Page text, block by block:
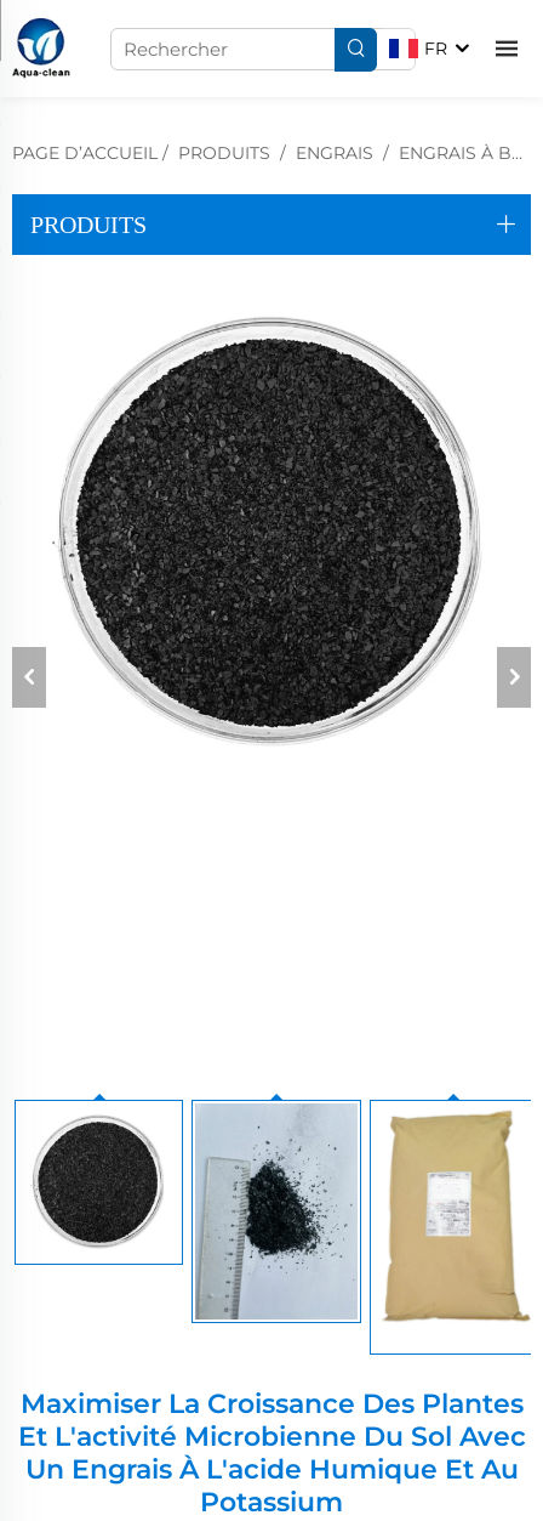
FR
PAGE D’ACCUEIL / PRODUITS / ENGRAIS / ENGRAIS À BASE D'ACIDE HUMIQUE
PRODUITS
Maximiser La Croissance Des Plantes
Et L'activité Microbienne Du Sol Avec
Un Engrais À L'acide Humique Et Au
Potassium